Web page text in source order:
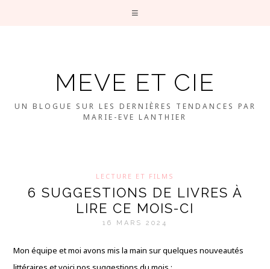
MEVE ET CIE
UN BLOGUE SUR LES DERNIÈRES TENDANCES PAR
MARIE-EVE LANTHIER
LECTURE ET FILMS
6 SUGGESTIONS DE LIVRES À
LIRE CE MOIS-CI
16 MARS 2024
Mon équipe et moi avons mis la main sur quelques nouveautés